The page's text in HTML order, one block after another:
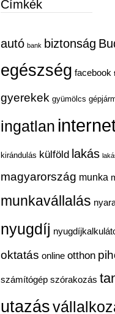
Címkék
autó bank biztonság
egészség facebook
gyerekek gyümölcs
ingatlan
kirándulás külföld lakás
magyarország munka
munkavállalás
nyugdíj
oktatás online otthon
számítógép szórakozás
utazás